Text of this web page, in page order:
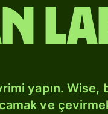
yapın.
ve